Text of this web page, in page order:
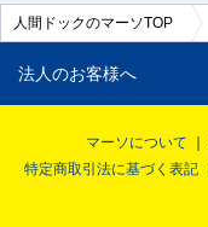
人間ドックのマーソTOP
法人のお客様へ
マーソについて
特定商取引法に基づく表記